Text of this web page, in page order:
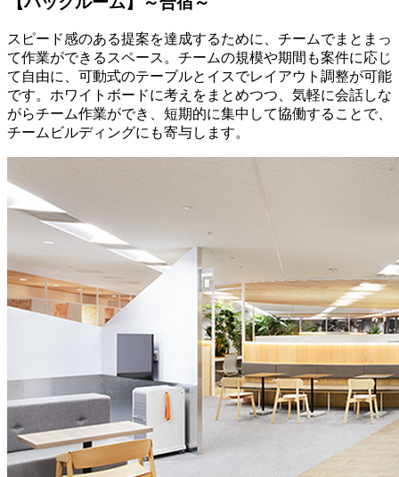
スピード感のある提案を達成するために、チームでまとまっ
て作業ができるスペース。チームの規模や期間も案件に応じ
て自由に、可動式のテーブルとイスでレイアウト調整が可能
です。ホワイトボードに考えをまとめつつ、気軽に会話しな
がらチーム作業ができ、短期的に集中して協働することで、
チームビルディングにも寄与します。